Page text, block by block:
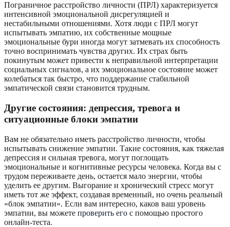
Пограничное расстройство личности (ПРЛ) характеризуется
интенсивной эмоциональной дисрегуляцией и
нестабильными отношениями. Хотя люди с ПРЛ могут
испытывать эмпатию, их собственные мощные
эмоциональные бури иногда могут затмевать их способность
точно воспринимать чувства других. Их страх быть
покинутым может привести к неправильной интерпретации
социальных сигналов, а их эмоциональное состояние может
колебаться так быстро, что поддержание стабильной
эмпатической связи становится трудным.
Другие состояния: депрессия, тревога и
ситуационные блоки эмпатии
Вам не обязательно иметь расстройство личности, чтобы
испытывать снижение эмпатии. Такие состояния, как тяжелая
депрессия и сильная тревога, могут поглощать
эмоциональные и когнитивные ресурсы человека. Когда вы с
трудом переживаете день, остается мало энергии, чтобы
уделить ее другим. Выгорание и хронический стресс могут
иметь тот же эффект, создавая временный, но очень реальный
«блок эмпатии». Если вам интересно, каков ваш уровень
эмпатии, вы можете проверить его с помощью простого
онлайн-теста.